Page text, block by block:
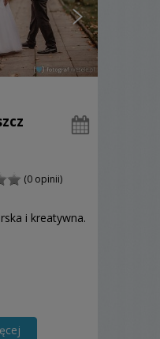
(0 opinii)
i kreatywna.